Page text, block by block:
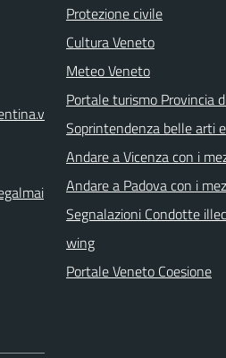
Protezione civile
Cultura Veneto
Meteo Veneto
Portale turismo Provincia
Soprintendenza belle arti
Andare a Vicenza con i
Andare a Padova con i
Segnalazioni Condotte
wing
Portale Veneto Coesione